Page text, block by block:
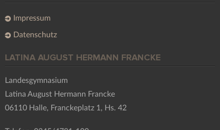
Impressum
Datenschutz
LATINA AUGUST HERMANN FRANCKE
Landesgymnasium
Latina August Hermann Francke
06110 Halle, Franckeplatz 1, Hs. 42